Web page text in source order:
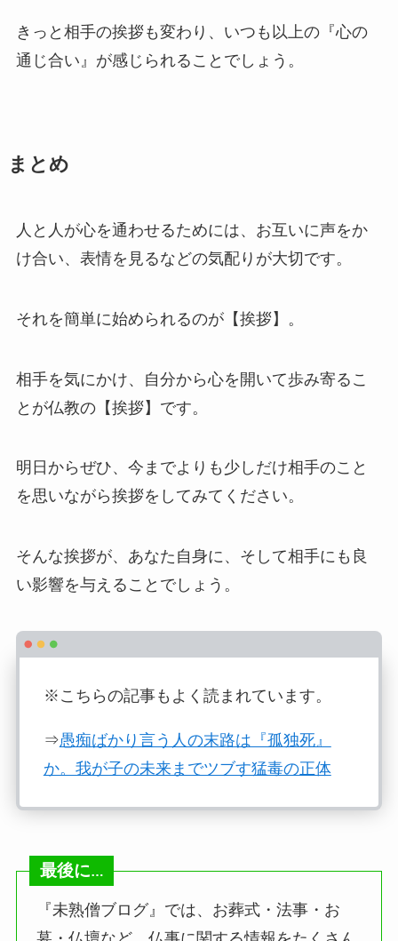
きっと相手の挨拶も変わり、いつも以上の『心の
通じ合い』が感じられることでしょう。
まとめ
人と人が心を通わせるためには、お互いに声をか
け合い、表情を見るなどの気配りが大切です。
それを簡単に始められるのが【挨拶】。
相手を気にかけ、自分から心を開いて歩み寄るこ
とが仏教の【挨拶】です。
明日からぜひ、今までよりも少しだけ相手のこと
を思いながら挨拶をしてみてください。
そんな挨拶が、あなた自身に、そして相手にも良
い影響を与えることでしょう。
※こちらの記事もよく読まれています。
⇒愚痴ばかり言う人の末路は『孤独死』
か。我が子の未来までツブす猛毒の正体
最後に…
『未熟僧ブログ』では、お葬式・法事・お